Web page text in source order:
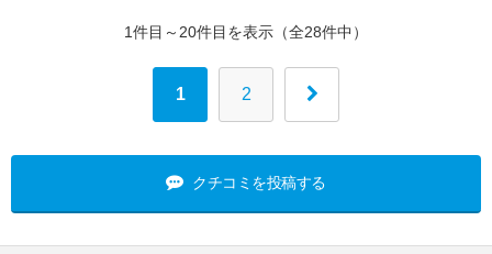
1件目～20件目を表示（全28件中）
1 2
クチコミを投稿する